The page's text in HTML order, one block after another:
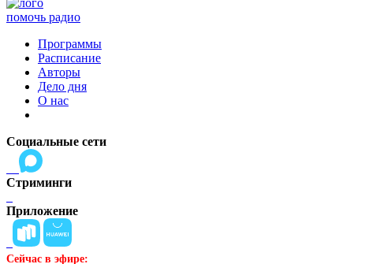
помочь радио
Программы
Расписание
Авторы
Дело дня
О нас
Социальные сети
Стриминги
Приложение
Сейчас в эфире: